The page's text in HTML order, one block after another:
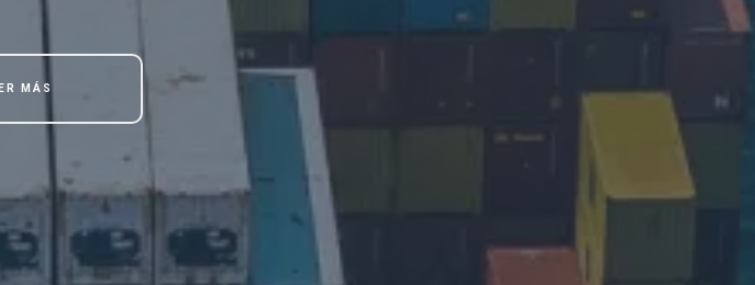
MÁS